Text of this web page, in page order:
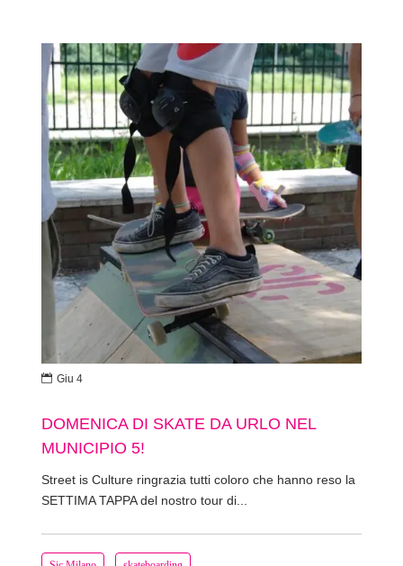
DOMENICA DI SKATE DA URLO NEL
MUNICIPIO 5!
Street is Culture ringrazia tutti coloro che hanno reso la
SETTIMA TAPPA del nostro tour di...
 Giu 4